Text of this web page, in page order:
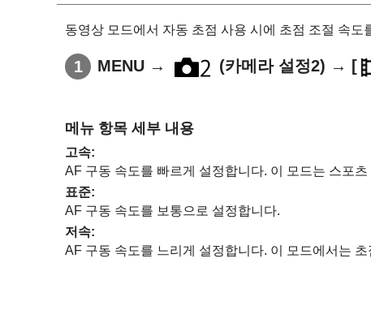
동영상 모드에서 자동 초점 사용 시에 초점 조절 속도
MENU → (카메라 설정2) → [
메뉴 항목 세부 내용
고속:
AF 구동 속도를 빠르게 설정합니다. 이 모드는 스포
표준:
AF 구동 속도를 보통으로 설정합니다.
저속:
AF 구동 속도를 느리게 설정합니다. 이 모드에서는